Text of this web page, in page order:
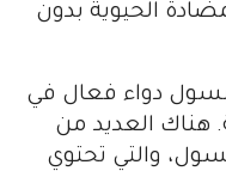
الحيوية بدون
دواء فعال في
هناك العديد من
والتي تحتوي